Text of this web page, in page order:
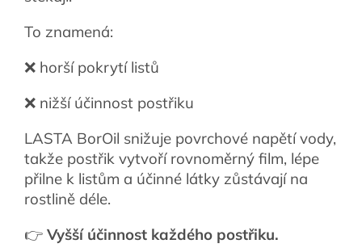
To znamená:
❌ horší pokrytí listů
❌ nižší účinnost postřiku
LASTA BorOil snižuje povrchové napětí vody,
takže postřik vytvoří rovnoměrný film, lépe
přilne k listům a účinné látky zůstávají na
rostlině déle.
👉 Vyšší účinnost každého postřiku.